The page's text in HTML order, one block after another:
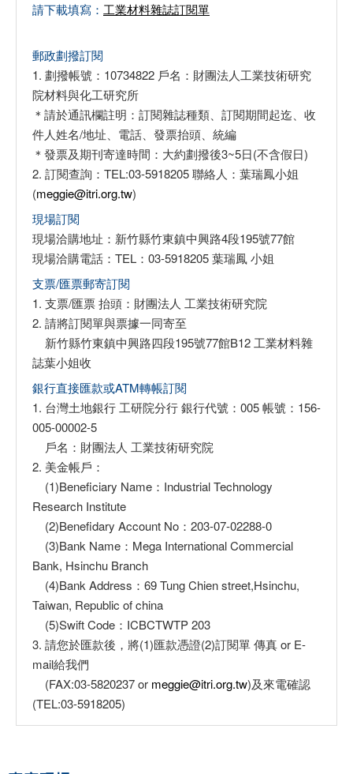
請下載填寫： 工業材料雜誌訂閱單
郵政劃撥訂閱
1. 劃撥帳號：10734822 戶名：財團法人工業技術研究
院材料與化工研究所
＊請於通訊欄註明：訂閱雜誌種類、訂閱期間起迄、收
件人姓名/地址、電話、發票抬頭、統編
＊發票及期刊寄達時間：大約劃撥後3~5日(不含假日)
2. 訂閱查詢：TEL:03-5918205 聯絡人：葉瑞鳳小姐
(meggie@itri.org.tw)
現場訂閱
現場洽購地址：新竹縣竹東鎮中興路4段195號77館
現場洽購電話：TEL：03-5918205 葉瑞鳳 小姐
支票/匯票郵寄訂閱
1. 支票/匯票 抬頭：財團法人 工業技術研究院
2. 請將訂閱單與票據一同寄至
新竹縣竹東鎮中興路四段195號77館B12 工業材料雜
誌葉小姐收
銀行直接匯款或ATM轉帳訂閱
1. 台灣土地銀行 工研院分行 銀行代號：005 帳號：156-
005-00002-5
戶名：財團法人 工業技術研究院
2. 美金帳戶：
(1)Beneficiary Name：Industrial Technology
Research Institute
(2)Benefidary Account No：203-07-02288-0
(3)Bank Name：Mega International Commercial
Bank, Hsinchu Branch
(4)Bank Address：69 Tung Chien street,Hsinchu,
Taiwan, Republic of china
(5)Swift Code：ICBCTWTP 203
3. 請您於匯款後，將(1)匯款憑證(2)訂閱單 傳真 or E-
mail給我們
(FAX:03-5820237 or meggie@itri.org.tw)及來電確認
(TEL:03-5918205)